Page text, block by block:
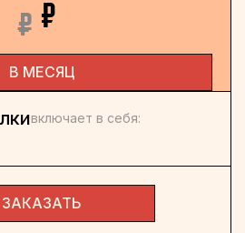
₽ ₽
В МЕСЯЦ
включает в себя:
ЗАКАЗАТЬ